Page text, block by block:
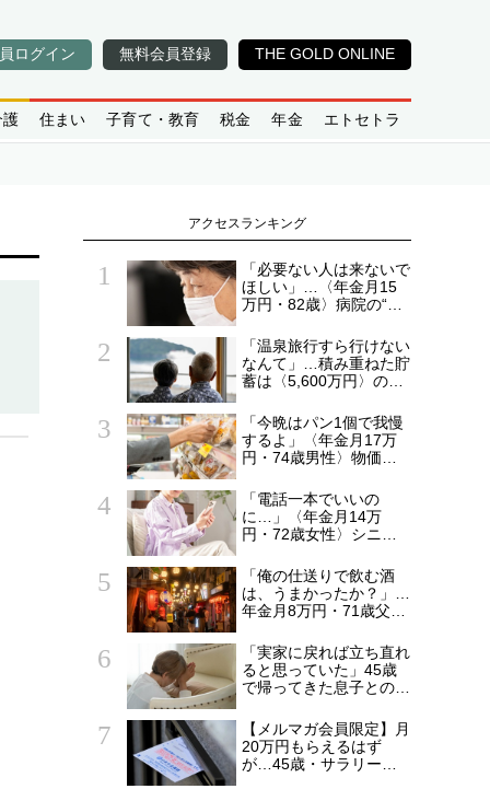
ログイン 無料会員登録 THE GOLD ONLINE
護 住まい 子育て・教育 税金 年金 エトセトラ
アクセスランキング
「必要ない人は来ないで
ほしい」…〈年金月15
万円・82歳〉病院の“常
られた20代会社員の本
音。それでも通い続ける
理由
「温泉旅行すら行けない
なんて」…積み重ねた貯
蓄は〈5,600万円〉の68
を貯めたはずが「馬鹿だ
った」肩を落とす理由
「今晩はパン1個で我慢
するよ」〈年金月17万
円・74歳男性〉物価高
食卓”
「電話一本でいいの
に…」〈年金月14万
円・72歳女性〉シニア
家族からの連絡
「俺の仕送りで飲む酒
は、うまかったか？」…
年金月8万円・71歳父を
助〉が途絶えた夜
「実家に戻れば立ち直れ
ると思っていた」45歳
で帰ってきた息子との同
万円・75歳母〉が漏ら
した本音
【メルマガ会員限定】月
20万円もらえるはず
が…45歳・サラリーマ